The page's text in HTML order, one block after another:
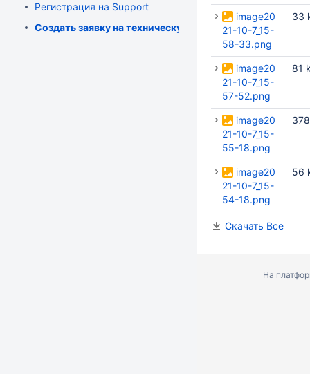
Регистрация на Support
Создать заявку на техническую поддержку по XBRLCA
image20
21-10-7_15-
58-33.png
33
image20
21-10-7_15-
57-52.png
81
image20
21-10-7_15-
55-18.png
image20
21-10-7_15-
54-18.png
56
Скачать Все
На